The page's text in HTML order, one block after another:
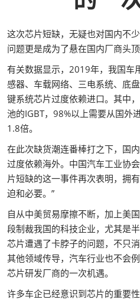
这次芯片短缺，无疑也对国内不
问题更是成为了悬在国内厂商头
有关数据显示，2019年，我国车
感器、车载网络、三电系统、底
键系统芯片过度依赖进口。其中
池的IGBT，98%以上需要从国外
1.8倍。
在此次缺货潮连番棒打之下，国
过度依赖海外。中国汽车工业协
片短缺的这一事件再次表明，拥
迫和必要。”
自从中美贸易摩擦不断，加上美
段制裁我国的科技企业，尤其是
芯片遭遇了卡脖子的问题，不只
其他领域传导，汽车行业也不会
芯片研发厂商的一次机遇。
许多车企已经意识到芯片的重要